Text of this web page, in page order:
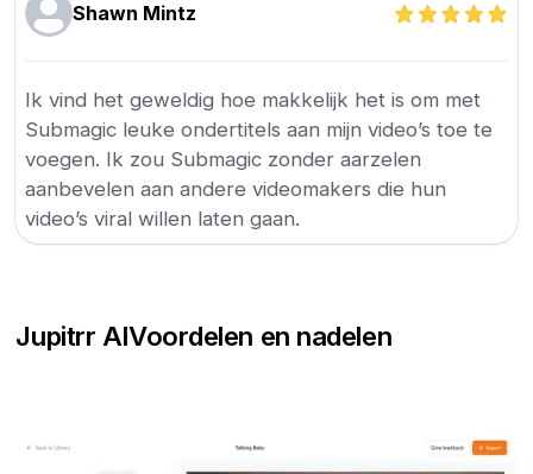
Shawn Mintz
Ik vind het geweldig hoe makkelijk het is om met
Submagic leuke ondertitels aan mijn video’s toe te
voegen. Ik zou Submagic zonder aarzelen
aanbevelen aan andere videomakers die hun
video’s viral willen laten gaan.
Jupitrr AIVoordelen en nadelen